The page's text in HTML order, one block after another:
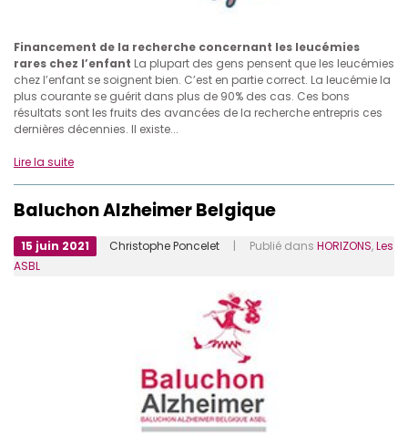
Financement de la recherche concernant les leucémies
rares chez l’enfant La plupart des gens pensent que les leucémies
chez l’enfant se soignent bien. C’est en partie correct. La leucémie la
plus courante se guérit dans plus de 90% des cas. Ces bons
résultats sont les fruits des avancées de la recherche entrepris ces
dernières décennies. Il existe...
Lire la suite
Baluchon Alzheimer Belgique
15 juin 2021 Christophe Poncelet | Publié dans HORIZONS,Les
ASBL